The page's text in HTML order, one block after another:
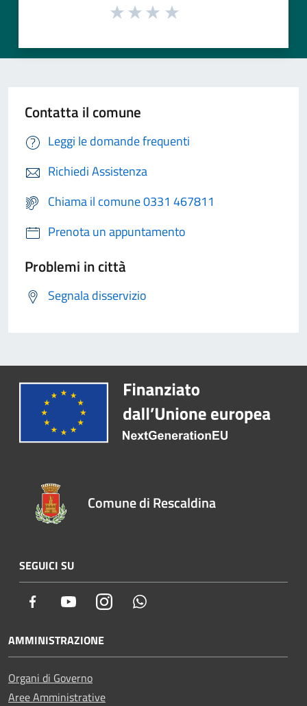
Contatta il comune
Leggi le domande frequenti
Richiedi Assistenza
Chiama il comune 0331 467811
Prenota un appuntamento
Problemi in città
Segnala disservizio
Comune di Rescaldina
SEGUICI SU
Facebook YoutubeInstagram
AMMINISTRAZIONE
Organi di Governo
Aree Amministrative